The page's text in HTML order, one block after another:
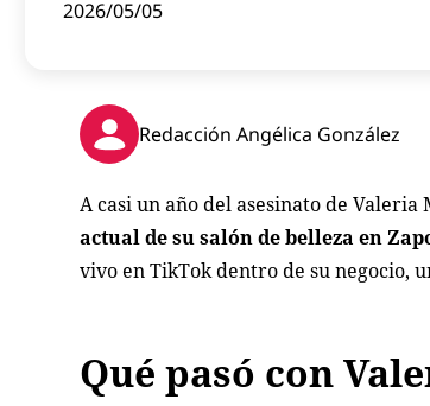
2026/05/05
Redacción Angélica González
A casi un año del asesinato de
actual de su salón de belleza en
vivo en TikTok dentro de su negocio,
Qué pasó con